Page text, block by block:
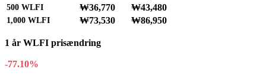
500 WLFI ₩36,770 ₩43,480
1,000 WLFI ₩73,530 ₩86,950
1 år WLFI prisændring
-77.10%